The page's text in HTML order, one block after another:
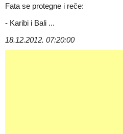
Fata se protegne i reče:
- Karibi i Bali ...
18.12.2012. 07:20:00